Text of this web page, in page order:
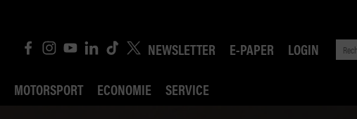
NEWSLETTER E-PAPER LOGIN
MOTORSPORT ECONOMIE SERVICE